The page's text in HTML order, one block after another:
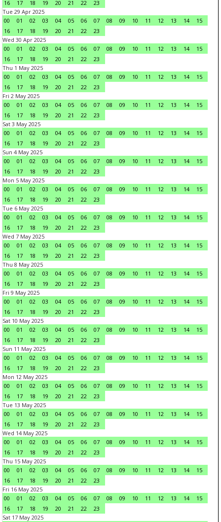
16 17 18 19 20 21 22
23
Tue 29 Apr 2025
00
01 02 03 04 05 06 07 08 09 10 11 12 13 14
15
16
17 18 19 20 21 22
23
Wed 30 Apr 2025
00
01 02 03 04 05 06 07 08 09 10 11 12 13 14
15
16
17 18 19 20 21 22
23
Thu 1 May 2025
00
01 02 03 04 05 06 07 08 09 10 11 12 13 14
15
16
17 18 19 20 21 22
23
Fri 2 May 2025
00
01 02 03 04 05 06 07 08 09 10 11 12 13 14
15
16
17 18 19 20 21 22
23
Sat 3 May 2025
00
01 02 03 04 05 06 07 08 09 10 11 12 13 14
15
16
17 18 19 20 21 22
23
Sun 4 May 2025
00
01 02 03 04 05 06 07 08 09 10 11 12 13 14
15
16
17 18 19 20 21 22
23
Mon 5 May 2025
00
01 02 03 04 05 06 07 08 09 10 11 12 13 14
15
16
17 18 19 20 21 22
23
Tue 6 May 2025
00
01 02 03 04 05 06 07 08 09 10 11 12 13 14
15
16
17 18 19 20 21 22
23
Wed 7 May 2025
00
01 02 03 04 05 06 07 08 09 10 11 12 13 14
15
16
17 18 19 20 21 22
23
Thu 8 May 2025
00
01 02 03 04 05 06 07 08 09 10 11 12 13 14
15
16
17 18 19 20 21 22
23
Fri 9 May 2025
00
01 02 03 04 05 06 07 08 09 10 11 12 13 14
15
16
17 18 19 20 21 22
23
Sat 10 May 2025
00
01 02 03 04 05 06 07 08 09 10 11 12 13 14
15
16
17 18 19 20 21 22
23
Sun 11 May 2025
00
01 02 03 04 05 06 07 08 09 10 11 12 13 14
15
16
17 18 19 20 21 22
23
Mon 12 May 2025
00
01 02 03 04 05 06 07 08 09 10 11 12 13 14
15
16
17 18 19 20 21 22
23
Tue 13 May 2025
00
01 02 03 04 05 06 07 08 09 10 11 12 13 14
15
16
17 18 19 20 21 22
23
Wed 14 May 2025
00
01 02 03 04 05 06 07 08 09 10 11 12 13 14
15
16
17 18 19 20 21 22
23
Thu 15 May 2025
00
01 02 03 04 05 06 07 08 09 10 11 12 13 14
15
16
17 18 19 20 21 22
23
Fri 16 May 2025
00
01 02 03 04 05 06 07 08 09 10 11 12 13 14
15
16
17 18 19 20 21 22
23
Sat 17 May 2025